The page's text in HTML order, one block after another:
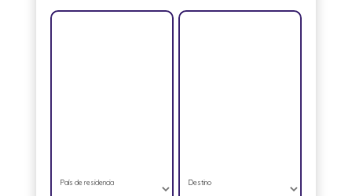
País de residencia Destino